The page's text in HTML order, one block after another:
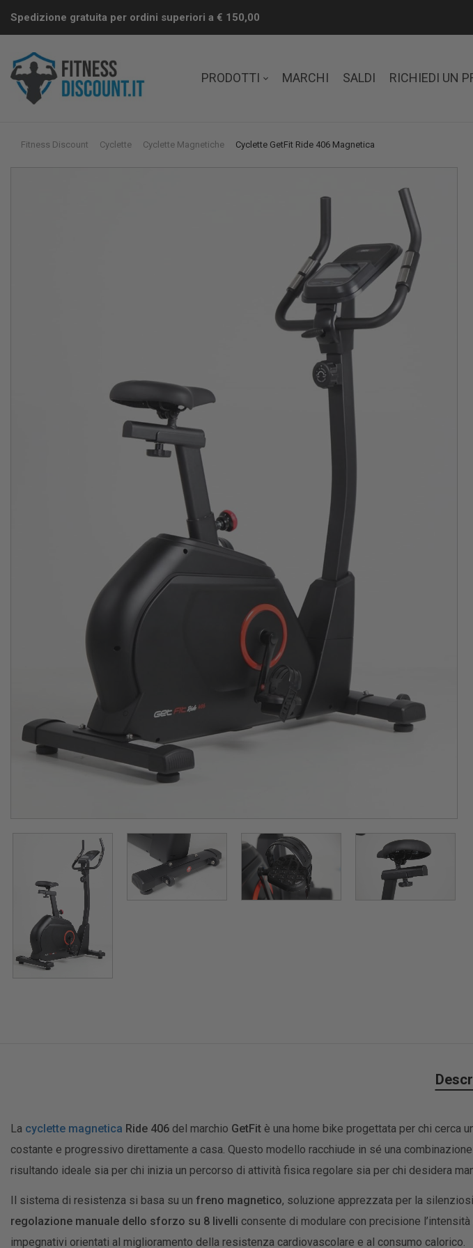
Spedizione gratuita per ordini superiori a € 150,00
PRODOTTI MARCHI SALDI RICHIEDI UN
Fitness Discount Cyclette Cyclette Magnetiche Cyclette GetFit Ride 406 Magnetica
La cyclette magnetica Ride 406 del marchio GetFit è una home bike progettata per chi cerca
costante e progressivo direttamente a casa. Questo modello racchiude in sé una
risultando ideale sia per chi inizia un percorso di attività fisica regolare sia per chi desidera
Il sistema di resistenza si basa su un freno magnetico, soluzione apprezzata per la
regolazione manuale dello sforzo su 8 livelli consente di modulare con precisione
impegnativi orientati al miglioramento della resistenza cardiovascolare e al consumo calorico.